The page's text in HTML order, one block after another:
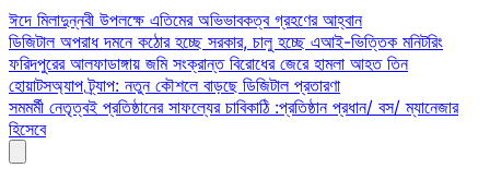
Skip
to
content
ঈদে মিলাদুন্নবী উপলক্ষে এতিমের অভিভাবকত্ব গ্রহণের আহ্বান
ডিজিটাল অপরাধ দমনে কঠোর হচ্ছে সরকার, চালু হচ্ছে এআই-ভিত্তিক মনিটরিং
ফরিদপুরের আলফাডাঙ্গায় জমি সংক্রান্ত বিরোধের জেরে হামলা আহত তিন
হোয়াটসঅ্যাপ ট্র্যাপ: নতুন কৌশলে বাড়ছে ডিজিটাল প্রতারণা
সমমর্মী নেতৃত্বই প্রতিষ্ঠানের সাফল্যের চাবিকাঠি :প্রতিষ্ঠান প্রধান/ বস/ ম্যানেজার
হিসেবে